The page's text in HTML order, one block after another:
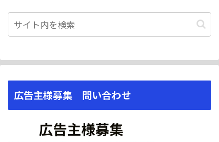
広告主様募集 問い合わせ